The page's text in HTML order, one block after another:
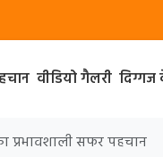
वीडियो गैलरी
प्रभावशाली सफर पहचान